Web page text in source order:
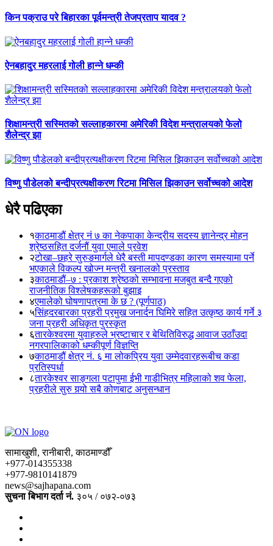
किन पक्राउ परे बिहारका पूर्वमन्त्री तेजप्रताप यादव ?
ऐनबहादुर महरलाई गोली हान्ने धम्की
शिक्षामन्त्री सस्मितको सल्लाहकारमा अमेरिकी विदेश मन्त्रालयको फेलो
शैलेन्द्र झा
विष्णु पौडेलको बन्दीप्रत्यक्षीकरण रिटमा मिसिल झिकाउन सर्वोच्चको आदेश
धेरै पढिएका
१काठमाडौं क्षेत्र नं ७ का नेकपाका केन्द्रीय सदस्य ज्ञानेन्द्र मोहन
श्रेष्ठसहित दर्जनौं युवा एमाले प्रवेश
२टोखा–छहरे सुरुङमार्गले धेरै बस्ती मापदण्डका कारण समस्यामा पर्ने
भएकाले विकल्प खोज्न मन्त्री खनालको प्रस्ताव
३काठमाडौं–७ : प्रकाश श्रेष्ठको सम्भावना मजबुत बन्दै गएको
राजनीतिक विश्लेषकहरूको बुझाइ
४एमालेको घोषणापत्रमा के छ ? (पूर्णपाठ)
५सिंहदरबारका प्रहरी प्रमुख जनार्दन घिमिरे सहित उत्कृष्ठ कार्य गर्ने ३
जना प्रहरी अधिकृत पुरस्कृत
६तारकेश्वरमा युवाहरुले भ्रष्टाचार र बेथितिविरुद्ध आवाज उठाँउदा
नगरपालिकाको धम्कीपूर्ण विज्ञप्ति
७काठमाडौं क्षेत्र नं. ६ मा लोकप्रिय युवा उम्मेदवारहरूबीच कडा
प्रतिस्पर्धा
८तारकेश्वर साङ्गला पटापुमा ईभी गाडीभित्र महिलाको शव फेला,
प्रहरीले सुरु गर्‍यो सबै कोणबाट अनुसन्धान
सामाखुशी, रानीबारी, काठमाण्डौँ
+977-014355338
+977-9810141879
news@sajhapana.com
सुचना बिभाग दर्ता नं. ३०५ / ०७२-०७३